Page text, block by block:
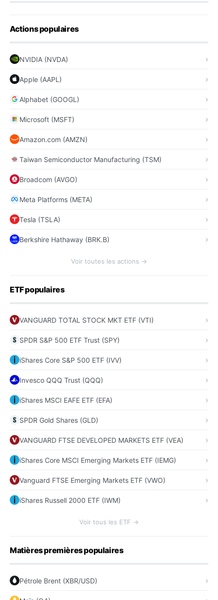
Actions populaires
NVIDIA (NVDA)
Apple (AAPL)
Alphabet (GOOGL)
Microsoft (MSFT)
Amazon.com (AMZN)
Taiwan Semiconductor Manufacturing (TSM)
Broadcom (AVGO)
Meta Platforms (META)
Tesla (TSLA)
Berkshire Hathaway (BRK.B)
Voir toutes les actions →
ETF populaires
VANGUARD TOTAL STOCK MKT ETF (VTI)
SPDR S&P 500 ETF Trust (SPY)
iShares Core S&P 500 ETF (IVV)
Invesco QQQ Trust (QQQ)
iShares MSCI EAFE ETF (EFA)
SPDR Gold Shares (GLD)
VANGUARD FTSE DEVELOPED MARKETS ETF (VEA)
iShares Core MSCI Emerging Markets ETF (IEMG)
Vanguard FTSE Emerging Markets ETF (VWO)
iShares Russell 2000 ETF (IWM)
Voir tous les ETF →
Matières premières populaires
Pétrole Brent (XBR/USD)